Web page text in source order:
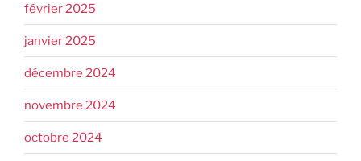
février 2025
janvier 2025
décembre 2024
novembre 2024
octobre 2024